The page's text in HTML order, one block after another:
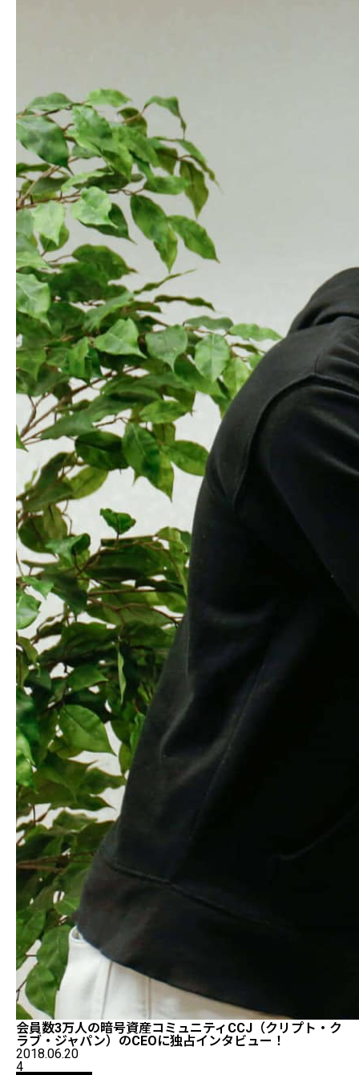
会員数3万人の暗号資産コミュニティCCJ（クリプト・ク
ラブ・ジャパン）のCEOに独占インタビュー！
2018.06.20
4